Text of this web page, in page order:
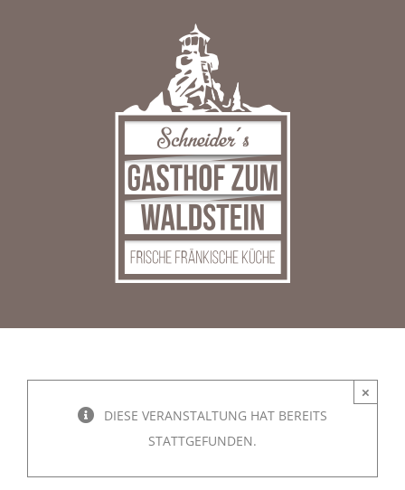
×
DIESE VERANSTALTUNG HAT BEREITS
STATTGEFUNDEN.